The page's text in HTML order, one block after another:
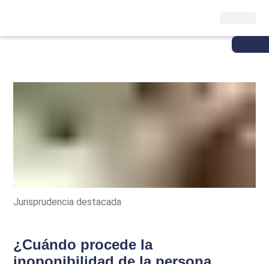
Jurisprudencia destacada
¿Cuándo procede la